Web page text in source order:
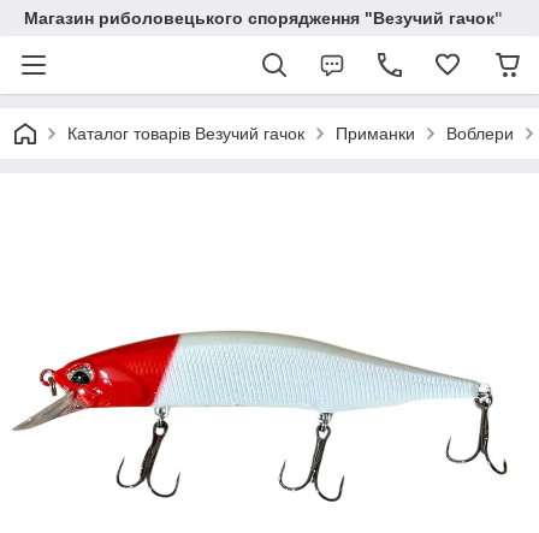
Магазин риболовецького спорядження "Везучий гачок"
Каталог товарів Везучий гачок Приманки Воблери